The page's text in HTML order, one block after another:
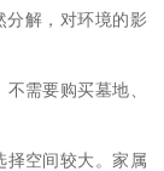
分解，对环境的影
需要购买墓地、
择空间较大。家属